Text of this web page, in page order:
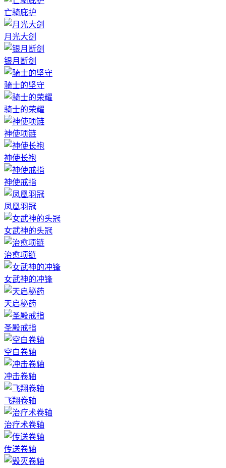
亡骑庇护
月光大剑
银月断剑
骑士的坚守
骑士的荣耀
神使项链
神使长袍
神使戒指
凤凰羽冠
女武神的头冠
治愈项链
女武神的冲锋
天启秘药
圣殿戒指
空白卷轴
冲击卷轴
飞翔卷轴
治疗术卷轴
传送卷轴